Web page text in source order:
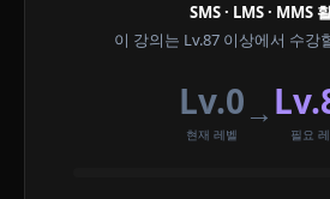
SMS · LMS · MMS
이 강의는 Lv.87 이상에서 수강
Lv.0
현재 레벨
→
필요